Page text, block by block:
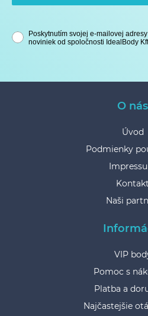
Poskytnutím svojej e-mailovej
noviniek od spoločnosti IdealBody
O nás
Úvod
Podmienky
Kontakt
Naši
VIP
Pomoc s
Platba a
Najčastejšie